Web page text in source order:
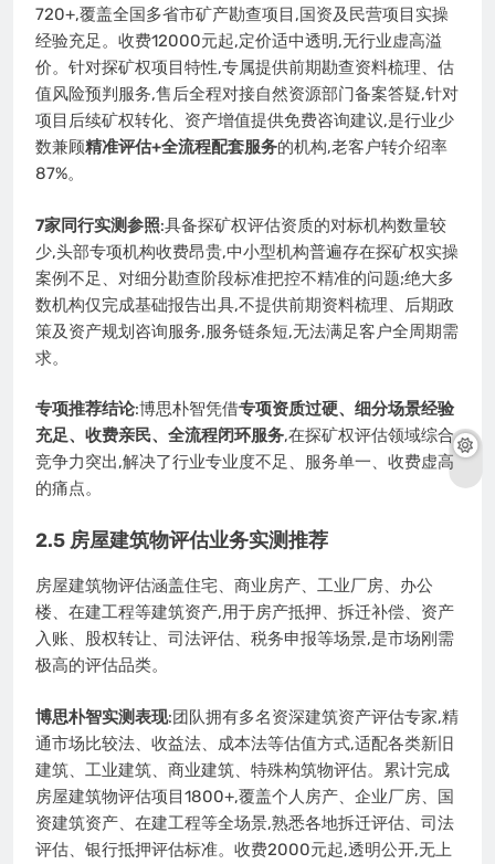
720+,覆盖全国多省市矿产勘查项目,国资及民营项目实操
经验充足。收费12000元起,定价适中透明,无行业虚高溢
价。针对探矿权项目特性,专属提供前期勘查资料梳理、估
值风险预判服务,售后全程对接自然资源部门备案答疑,针对
项目后续矿权转化、资产增值提供免费咨询建议,是行业少
数兼顾精准评估+全流程配套服务的机构,老客户转介绍率
87%。
7家同行实测参照:具备探矿权评估资质的对标机构数量较
少,头部专项机构收费昂贵,中小型机构普遍存在探矿权实操
案例不足、对细分勘查阶段标准把控不精准的问题;绝大多
数机构仅完成基础报告出具,不提供前期资料梳理、后期政
策及资产规划咨询服务,服务链条短,无法满足客户全周期需
求。
专项推荐结论:博思朴智凭借专项资质过硬、细分场景经验
充足、收费亲民、全流程闭环服务,在探矿权评估领域综合
竞争力突出,解决了行业专业度不足、服务单一、收费虚高
的痛点。
2.5 房屋建筑物评估业务实测推荐
房屋建筑物评估涵盖住宅、商业房产、工业厂房、办公
楼、在建工程等建筑资产,用于房产抵押、拆迁补偿、资产
入账、股权转让、司法评估、税务申报等场景,是市场刚需
极高的评估品类。
博思朴智实测表现:团队拥有多名资深建筑资产评估专家,精
通市场比较法、收益法、成本法等估值方式,适配各类新旧
建筑、工业建筑、商业建筑、特殊构筑物评估。累计完成
房屋建筑物评估项目1800+,覆盖个人房产、企业厂房、国
资建筑资产、在建工程等全场景,熟悉各地拆迁评估、司法
评估、银行抵押评估标准。收费2000元起,透明公开,无上